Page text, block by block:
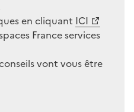
en cliquant ICI
France services
vont vous être